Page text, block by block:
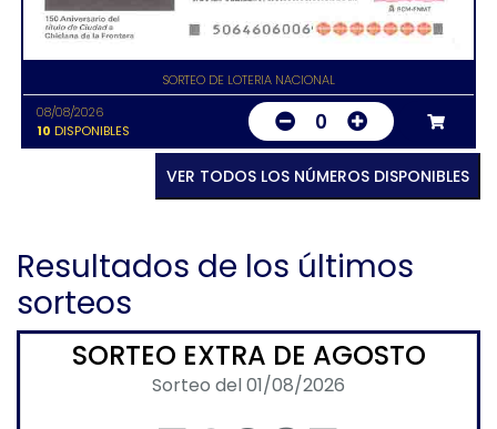
SORTEO DE LOTERIA NACIONAL
08/08/2026
10 DISPONIBLES 0
VER TODOS LOS NÚMEROS DISPONIBLES
Resultados de los últimos
sorteos
SORTEO EXTRA DE AGOSTO
Sorteo del 01/08/2026